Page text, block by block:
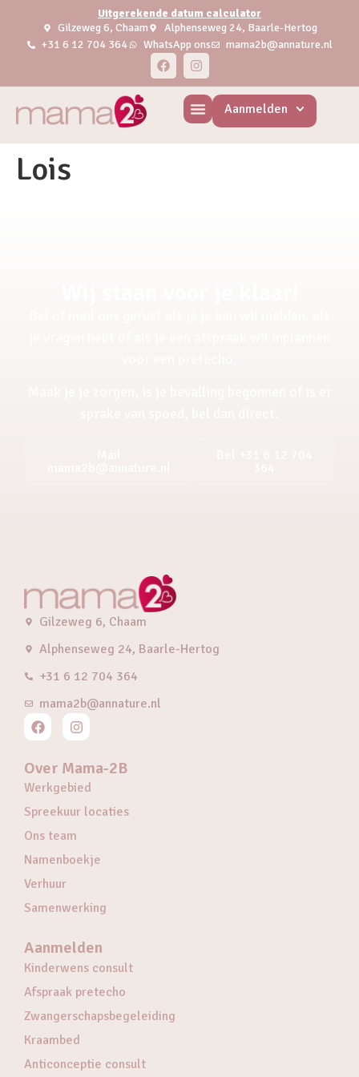
Uitgerekende datum calculator
Gilzeweg 6, Chaam
Alphenseweg 24, Baarle-Hertog
+31 6 12 704 364
WhatsApp ons mama2b@annature.nl
Aanmelden
Lois
Gilzeweg 6, Chaam
Alphenseweg 24, Baarle-Hertog
+31 6 12 704 364
mama2b@annature.nl
Over Mama-2B
Werkgebied
Spreekuur locaties
Ons team
Namenboekje
Verhuur
Samenwerking
Aanmelden
Kinderwens consult
Afspraak pretecho
Zwangerschapsbegeleiding
Kraambed
Anticonceptie consult